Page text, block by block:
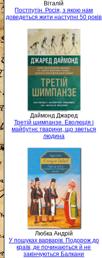
Віталій
Постпутін. Росія, з якою нам
доведеться жити наступні 50 років
Даймонд Джаред
Третій шимпанзе. Еволюція і
майбутнє тварини, що зветься
людина
Любка Андрій
У пошуках варварів. Подорож до
країв, де починаються й не
закінчуються Балкани